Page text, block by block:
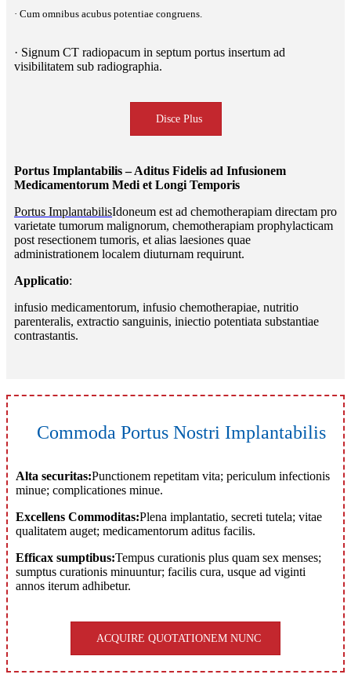
· Cum omnibus acubus potentiae congruens.
· Signum CT radiopacum in septum portus insertum ad
visibilitatem sub radiographia.
Disce Plus
Portus Implantabilis – Aditus Fidelis ad Infusionem
Medicamentorum Medi et Longi Temporis
Portus ImplantabilisIdoneum est ad chemotherapiam directam pro
varietate tumorum malignorum, chemotherapiam prophylacticam
post resectionem tumoris, et alias laesiones quae
administrationem localem diuturnam requirunt.
Applicatio:
infusio medicamentorum, infusio chemotherapiae, nutritio
parenteralis, extractio sanguinis, iniectio potentiata substantiae
contrastantis.
Commoda Portus Nostri Implantabilis
Alta securitas:Punctionem repetitam vita; periculum infectionis
minue; complicationes minue.
Excellens Commoditas:Plena implantatio, secreti tutela; vitae
qualitatem auget; medicamentorum aditus facilis.
Efficax sumptibus:Tempus curationis plus quam sex menses;
sumptus curationis minuuntur; facilis cura, usque ad viginti
annos iterum adhibetur.
ACQUIRE QUOTATIONEM NUNC